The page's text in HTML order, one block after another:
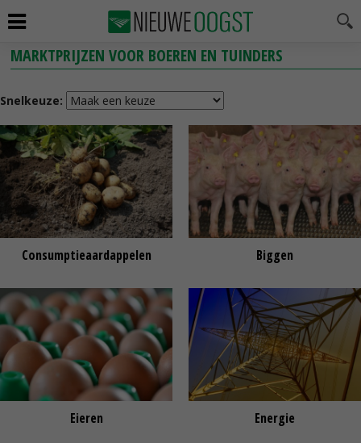
MARKTPRIJZEN VOOR BOEREN EN TUINDERS
Snelkeuze:
Consumptieaardappelen Biggen
Eieren Energie